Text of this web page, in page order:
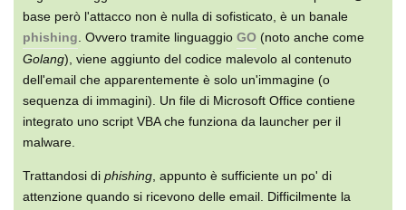
base però l'attacco non è nulla di sofisticato, è un banale
phishing . Ovvero tramite linguaggio GO (noto anche come
Golang), viene aggiunto del codice malevolo al contenuto
dell'email che apparentemente è solo un'immagine (o
sequenza di immagini). Un file di Microsoft Office contiene
integrato uno script VBA che funziona da launcher per il
malware.
Trattandosi di phishing , appunto è sufficiente un po' di
attenzione quando si ricevono delle email. Difficilmente la